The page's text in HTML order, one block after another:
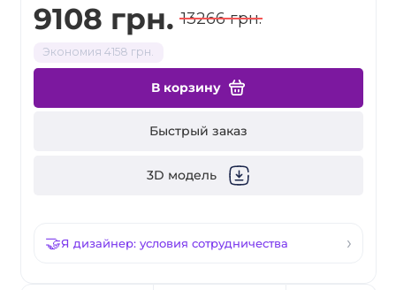
9108 грн. 13266 грн.
Экономия 4158 грн.
В корзину
Быстрый заказ
3D модель
Я дизайнер: условия сотрудничества